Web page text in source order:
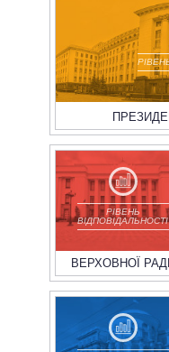
РІВЕНЬ
ВІДПОВІДАЛЬНОСТІ
ВЕРХОВНОЇ